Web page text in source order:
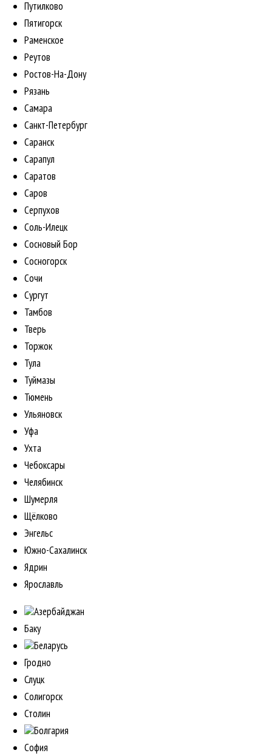
Путилково
Пятигорск
Раменское
Реутов
Ростов-На-Дону
Рязань
Самара
Санкт-Петербург
Саранск
Сарапул
Саратов
Саров
Серпухов
Соль-Илецк
Сосновый Бор
Сосногорск
Сочи
Сургут
Тамбов
Тверь
Торжок
Тула
Туймазы
Тюмень
Ульяновск
Уфа
Ухта
Чебоксары
Челябинск
Шумерля
Щёлково
Энгельс
Южно-Сахалинск
Ядрин
Ярославль
Азербайджан
Баку
Беларусь
Гродно
Слуцк
Солигорск
Столин
Болгария
София